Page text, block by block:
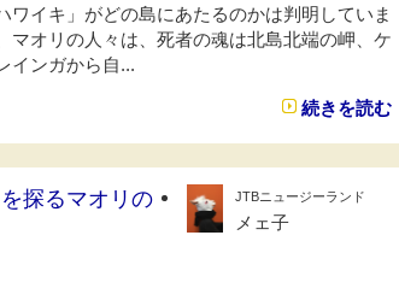
ワイキ」がどの島にあたるのかは判明していま
マオリの人々は、死者の魂は北島北端の岬、ケ
インガから自...
続きを読む
探るマオリの
JTBニュージーランド
メェ子